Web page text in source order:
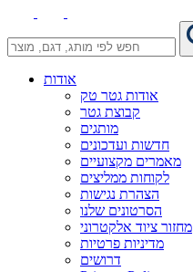
אודות
אודות גטר טק
קבוצת גטר
מותגים
חדשות ועדכונים
מאמרים מקצועיים
לקוחות ממליצים
הצהרת נגישות
הסרטונים שלנו
מחזור ציוד אלקטרוני
מדיניות פרטיות
דרושים